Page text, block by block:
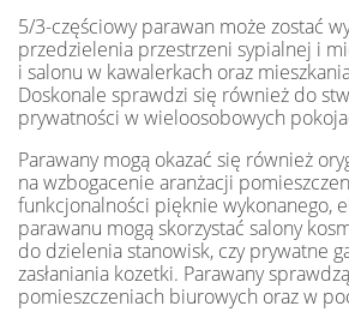
5/3-częściowy parawan może zostać
przedzielenia przestrzeni sypialnej i
i salonu w kawalerkach oraz
Doskonale sprawdzi się również do
prywatności w wieloosobowych
Parawany mogą okazać się również
na wzbogacenie aranżacji
funkcjonalności pięknie wykonanego,
parawanu mogą skorzystać salony
do dzielenia stanowisk, czy prywatne
zasłaniania kozetki. Parawany
pomieszczeniach biurowych oraz w